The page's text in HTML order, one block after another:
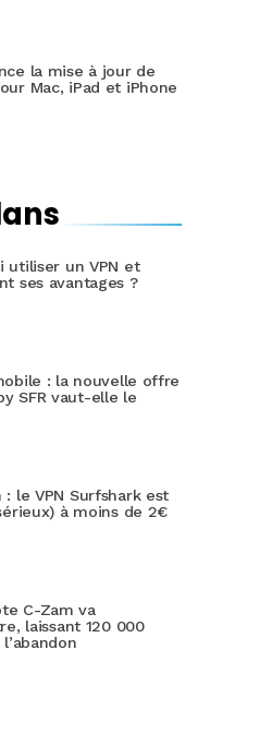
la mise à jour de
Mac, iPad et iPhone
utiliser un VPN et
ses avantages ?
: la nouvelle offre
SFR vaut-elle le
: le VPN Surfshark est
à moins de 2€
C-Zam va
laissant 120 000